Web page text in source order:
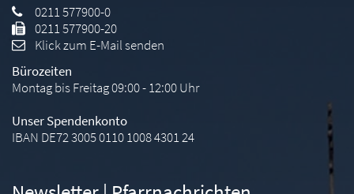
0211 577900-0
0211 577900-20
Klick zum E-Mail senden
Bürozeiten
Montag bis Freitag 09:00 - 12:00 Uhr
Unser Spendenkonto
IBAN DE72 3005 0110 1008 4301 24